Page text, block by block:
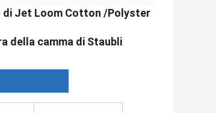
di Jet Loom Cotton /Polyster
della camma di Staubli